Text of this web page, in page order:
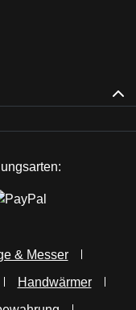
& Messer
Handwärmer